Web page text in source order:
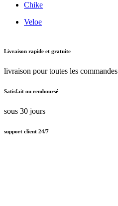
Chike
Veloe
Livraison rapide et gratuite
livraison pour toutes les commandes
Satisfait ou remboursé
sous 30 jours
support client 24/7